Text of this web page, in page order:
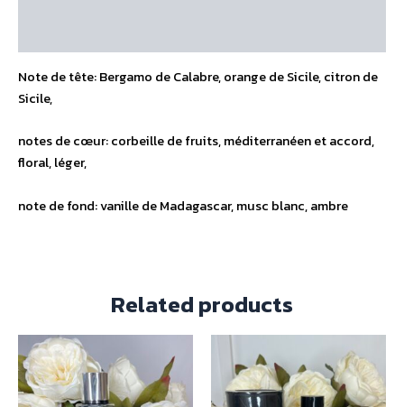
Note de tête: Bergamo de Calabre, orange de Sicile, citron de
Sicile,
notes de cœur: corbeille de fruits, méditerranéen et accord,
floral, léger,
note de fond: vanille de Madagascar, musc blanc, ambre
Related products